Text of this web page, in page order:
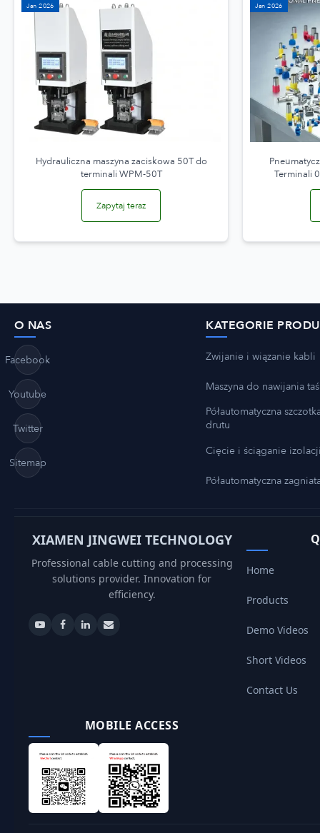
Jan 2026
Hydrauliczna maszyna zaciskowa 50T do
terminali WPM-50T
Zapytaj teraz
Jan 2026
Terminali
O NAS
Facebook
Youtube
Twitter
Sitemap
KATEGORIE
Zwijanie i wiązanie kabli
Maszyna do nawijania
Półautomatyczna
drutu
Cięcie i ściąganie
Półautomatyczna
XIAMEN JINGWEI TECHNOLOGY
Professional cable cutting and processing
solutions provider. Innovation for
efficiency.
Home
Products
Demo Videos
Short Videos
Contact Us
MOBILE ACCESS